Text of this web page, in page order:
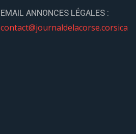
EMAIL ANNONCES LÉGALES :
contact@journaldelacorse.corsica